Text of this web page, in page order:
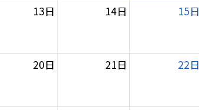
13日 14日 15日
20日 21日 22日